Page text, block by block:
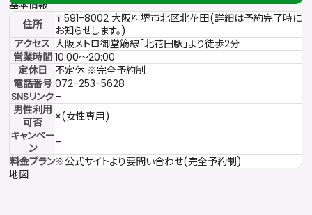
基本情報
住所
〒591-8002 大阪府堺市北区北花田(詳細は予約完了時に
お知らせします。)
アクセス 大阪メトロ御堂筋線「北花田駅」より徒歩2分
営業時間 10:00〜20:00
定休日
不定休 ※完全予約制
電話番号 072-253-5628
SNSリンク–
男性利用
可否
×(女性専用)
キャンペー
ン
–
料金プラン※公式サイトより要問い合わせ(完全予約制)
地図